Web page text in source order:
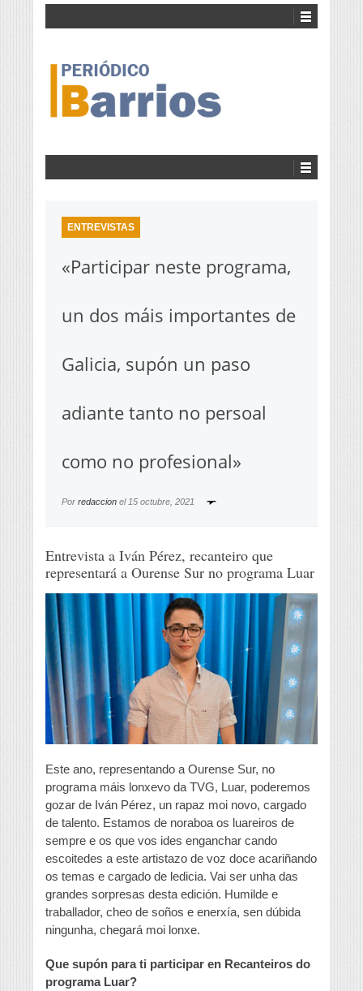
ENTREVISTAS
«Participar neste programa,
un dos máis importantes de
Galicia, supón un paso
adiante tanto no persoal
como no profesional»
Por redaccion el 15 octubre, 2021
Entrevista a Iván Pérez, recanteiro que
representará a Ourense Sur no programa Luar
Este ano, representando a Ourense Sur, no
programa máis lonxevo da TVG, Luar, poderemos
gozar de Iván Pérez, un rapaz moi novo, cargado
de talento. Estamos de noraboa os luareiros de
sempre e os que vos ides enganchar cando
escoitedes a este artistazo de voz doce acariñando
os temas e cargado de ledicia. Vai ser unha das
grandes sorpresas desta edición. Humilde e
traballador, cheo de soños e enerxía, sen dúbida
ningunha, chegará moi lonxe.
Que supón para ti participar en Recanteiros do
programa Luar?